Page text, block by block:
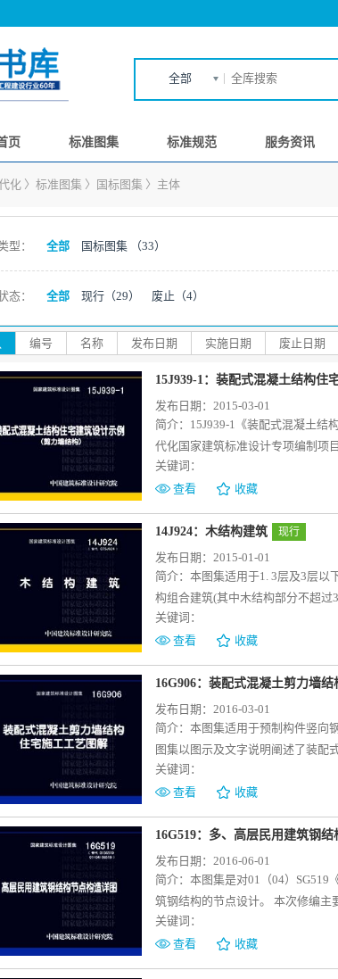
全部
页 标准图集 标准规范 服务资讯
化 〉 标准图集 〉 国标图集 〉 主体
型： 全部 国标图集 （33）
态： 全部 现行 （29） 废止 （4）
编号 名称 发布日期 实施日期 废止日期
15J939-1：装配式混凝土结构住
发布日期：2015-03-01
简介： 15J939-1《装配式混凝土结
代化国家建筑标准设计专项编制项
凝土剪力墙结构民用建筑设计可
一套装配式内装住宅设计实例为蓝
了方案阶段与施工图阶段的设计示
例一为方案阶段的设计示例，主要
法，使广大设计人员了解装配式混
阶段的设计示例，采用室内装修、
式混凝土剪力墙结构住宅的建造。
建筑装修一体化的实施有较高的借
项目，使设计人员对装配式混凝土
构表示方法及示例（剪力墙结构）
示例选取北方某地区商品房住宅项
内容、图纸设计深度及专业协同
现采用装配式混凝土剪力墙结构建
的现实需求。总说明部分内容精炼
用表格、框图等形式表示，并突出
图集具有较广泛的适用性和多样性
理论与实践相结合，方便设计人员
的深度与形式。提供建筑专业设计
关键词：
查看
收藏
14J924：木结构建筑 现行
发布日期：2015-01-01
简介： 本图集适用于1. 3层及3层以
构组合建筑(其中木结构部分不超
屋面屋盖系统）；建筑高度不大于
非承重外墙，以及房间面积不超过
墙。 2. 建筑类型为居住建筑、小
假村等，以及景观建筑。 3. 本图
研和教学的参考资料。 图集内容
建筑构造、原木结构建筑房屋体系
外墙体、门窗洞口、楼地面、屋面
关键词：
查看
收藏
16G906：装配式混凝土剪力墙
发布日期：2016-03-01
简介： 本图集适用于预制构件竖向
图集以图示及文字说明阐述了装配
件吊装要求、构件安装施工工艺做
表等内容。本图集以预制构件竖向
已有工程实践经验进行归纳总结后
解装配式混凝土剪力墙结构这种施
关键词：
查看
收藏
16G519：多、高层民用建筑钢结
发布日期：2016-06-01
简介： 本图集是对01（04）SG519
筑钢结构的节点设计。 本次修编
GB50011-2010、《高层民用建筑
报批稿，做了适应性的修改，并依
构造、柱拼接节点构造、钢柱脚节
关键词：
查看
收藏